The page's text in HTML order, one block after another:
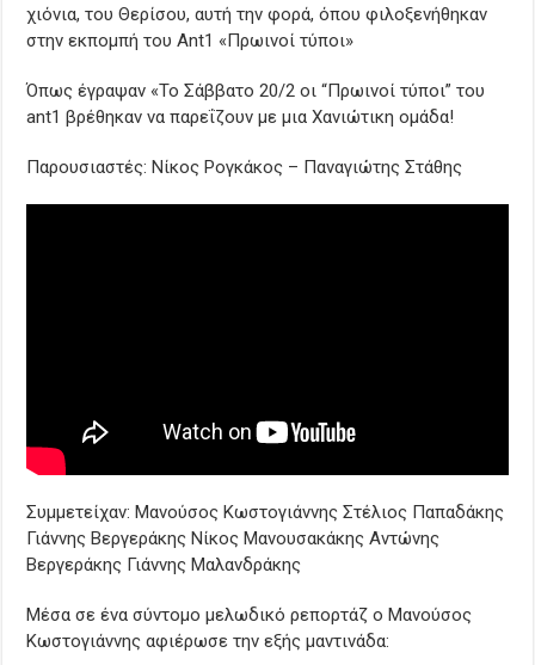
χιόνια, του Θερίσου, αυτή την φορά, όπου φιλοξενήθηκαν
στην εκπομπή του Ant1 «Πρωινοί τύποι»
Όπως έγραψαν «Το Σάββατο 20/2 οι “Πρωινοί τύποι” του
ant1 βρέθηκαν να παρεΐζουν με μια Χανιώτικη ομάδα!
Παρουσιαστές: Νίκος Ρογκάκος – Παναγιώτης Στάθης
Συμμετείχαν: Μανούσος Κωστογιάννης Στέλιος Παπαδάκης
Γιάννης Βεργεράκης Νίκος Μανουσακάκης Αντώνης
Βεργεράκης Γιάννης Μαλανδράκης
Μέσα σε ένα σύντομο μελωδικό ρεπορτάζ ο Μανούσος
Κωστογιάννης αφιέρωσε την εξής μαντινάδα: